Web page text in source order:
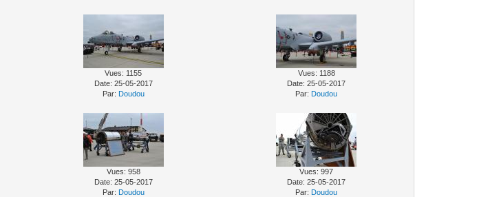
Vues: 1155
Date: 25-05-2017
Par: Doudou
Vues: 1188
Date: 25-05-2017
Par: Doudou
Vues: 958
Date: 25-05-2017
Par: Doudou
Vues: 997
Date: 25-05-2017
Par: Doudou